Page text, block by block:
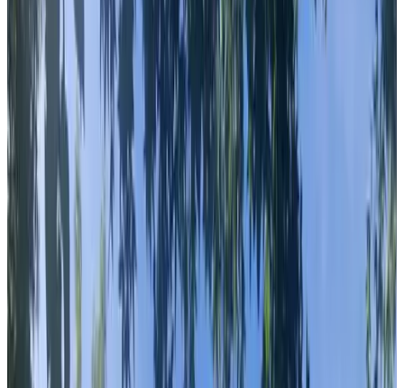
Huisdieren welkom (na overleg)
Fietsen beschikbaar
Hot tub/Jacuzzi
Meer
Kamervoorzieningen
Privé badkamer
Eigen entree
Bad
Privéterras